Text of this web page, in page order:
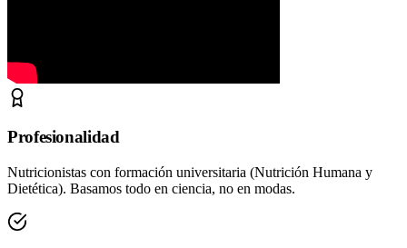
Profesionalidad
Nutricionistas con formación universitaria (Nutrición Humana y
Dietética). Basamos todo en ciencia, no en modas.